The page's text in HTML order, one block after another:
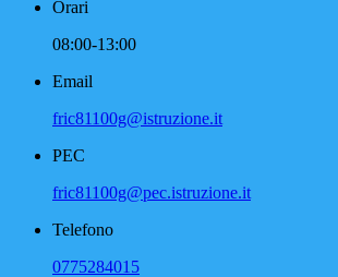
Orari
08:00-13:00
Email
fric81100g@istruzione.it
PEC
fric81100g@pec.istruzione.it
Telefono
0775284015